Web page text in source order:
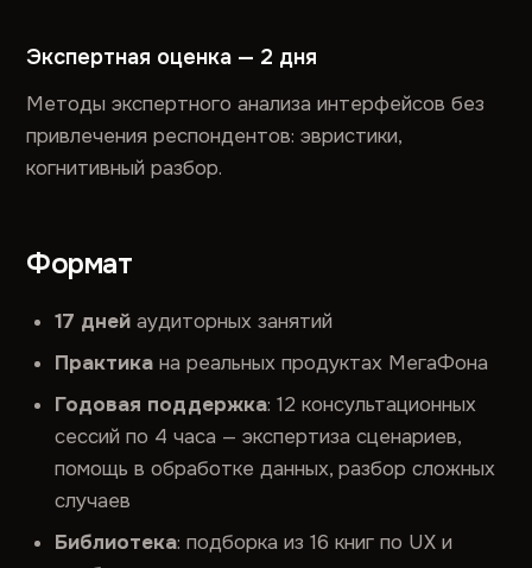
Экспертная оценка — 2 дня
Методы экспертного анализа интерфейсов без
привлечения респондентов: эвристики,
когнитивный разбор.
Формат
17 дней аудиторных занятий
Практика на реальных продуктах МегаФона
Годовая поддержка: 12 консультационных
сессий по 4 часа — экспертиза сценариев,
помощь в обработке данных, разбор сложных
случаев
Библиотека: подборка из 16 книг по UX и